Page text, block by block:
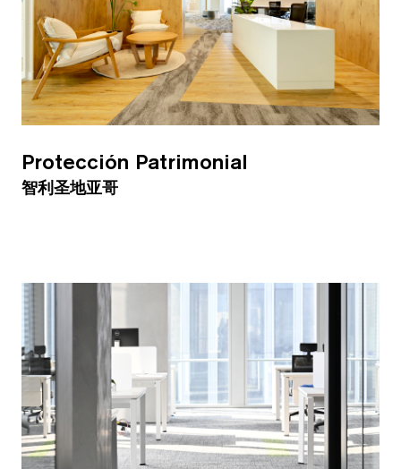
Protección Patrimonial
智利圣地亚哥